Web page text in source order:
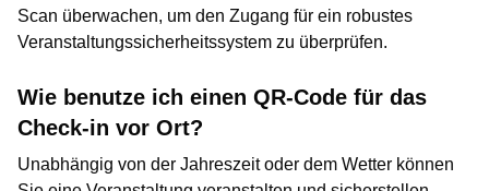
Scan überwachen, um den Zugang für ein robustes
Veranstaltungssicherheitssystem zu überprüfen.
Wie benutze ich einen QR-Code für das
Check-in vor Ort?
Unabhängig von der Jahreszeit oder dem Wetter können